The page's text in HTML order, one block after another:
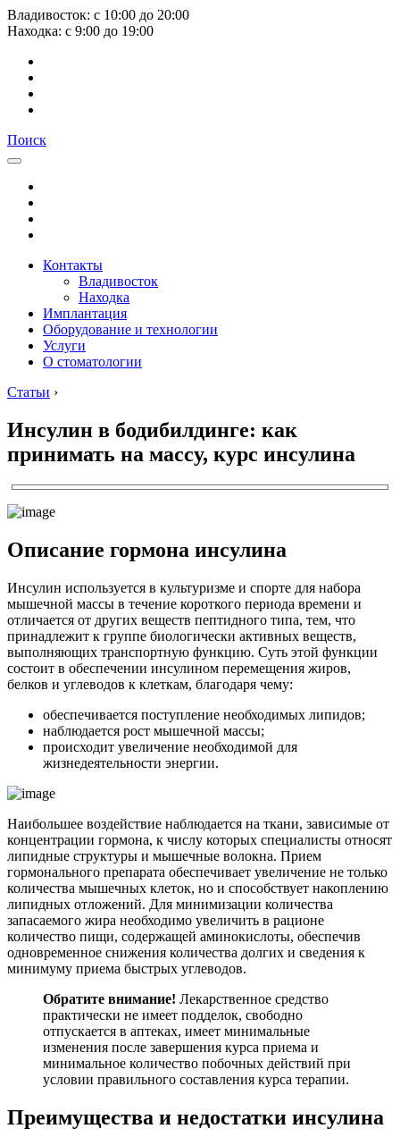
Владивосток: с 10:00 до 20:00
Находка: с 9:00 до 19:00
Поиск
Контакты
Владивосток
Находка
Имплантация
Оборудование и технологии
Услуги
О стоматологии
Статьи ›
Инсулин в бодибилдинге: как
принимать на массу, курс инсулина
Описание гормона инсулина
Инсулин используется в культуризме и спорте для набора
мышечной массы в течение короткого периода времени и
отличается от других веществ пептидного типа, тем, что
принадлежит к группе биологически активных веществ,
выполняющих транспортную функцию. Суть этой функции
состоит в обеспечении инсулином перемещения жиров,
белков и углеводов к клеткам, благодаря чему:
обеспечивается поступление необходимых липидов;
наблюдается рост мышечной массы;
происходит увеличение необходимой для
жизнедеятельности энергии.
Наибольшее воздействие наблюдается на ткани, зависимые от
концентрации гормона, к числу которых специалисты относят
липидные структуры и мышечные волокна. Прием
гормонального препарата обеспечивает увеличение не только
количества мышечных клеток, но и способствует накоплению
липидных отложений. Для минимизации количества
запасаемого жира необходимо увеличить в рационе
количество пищи, содержащей аминокислоты, обеспечив
одновременное снижения количества долгих и сведения к
минимуму приема быстрых углеводов.
Обратите внимание! Лекарственное средство
практически не имеет подделок, свободно
отпускается в аптеках, имеет минимальные
изменения после завершения курса приема и
минимальное количество побочных действий при
условии правильного составления курса терапии.
Преимущества и недостатки инсулина